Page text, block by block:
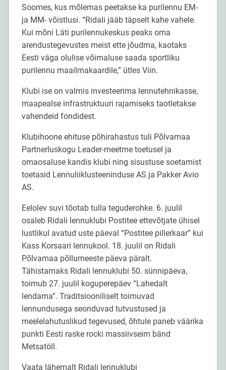
Soomes, kus mõlemas peetakse ka purilennu EM-
ja MM- võistlusi. “Ridali jääb täpselt kahe vahele.
Kui mõni Läti purilennukeskus peaks oma
arendustegevustes meist ette jõudma, kaotaks
Eesti väga olulise võimaluse saada sportliku
purilennu maailmakaardile,” ütles Viin.
Klubi ise on valmis investeerima lennutehnikasse,
maapealse infrastruktuuri rajamiseks taotletakse
vahendeid fondidest.
Klubihoone ehituse põhirahastus tuli Põlvamaa
Partnerluskogu Leader-meetme toetusel ja
omaosaluse kandis klubi ning sisustuse soetamist
toetasid Lennuliiklusteeninduse AS ja Pakker Avio
AS.
Eelolev suvi tõotab tulla teguderohke. 6. juulil
osaleb Ridali lennuklubi Postitee ettevõtjate ühisel
lustlikul avatud uste päeval “Postitee pillerkaar” kui
Kass Korsaari lennukool. 18. juulil on Ridali
Põlvamaa põllumeeste päeva päralt.
Tähistamaks Ridali lennuklubi 50. sünnipäeva,
toimub 27. juulil koguperepäev “Lahedalt
lendama”. Traditsiooniliselt toimuvad
lennundusega seonduvad tutvustused ja
meelelahutuslikud tegevused, õhtule paneb väärika
punkti Eesti raske rocki massiivseim bänd
Metsatöll.
Vaata lähemalt Ridali lennuklubi